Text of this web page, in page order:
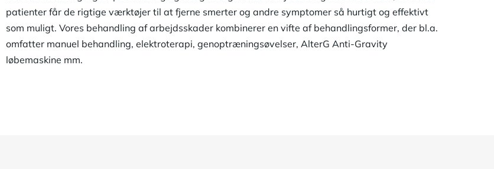
patienter får de rigtige værktøjer til at fjerne smerter og andre symptomer så hurtigt og effektivt
som muligt. Vores behandling af arbejdsskader kombinerer en vifte af behandlingsformer, der bl.a.
omfatter manuel behandling, elektroterapi, genoptræningsøvelser, AlterG Anti-Gravity
løbemaskine mm.